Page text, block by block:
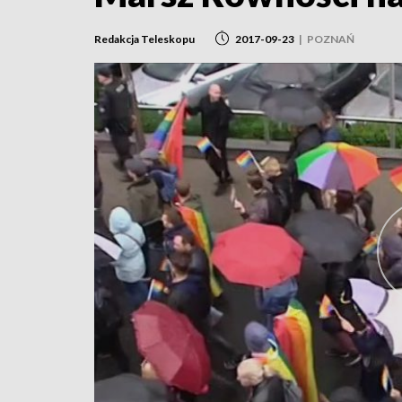
Redakcja Teleskopu 2017-09-23 | POZNAŃ